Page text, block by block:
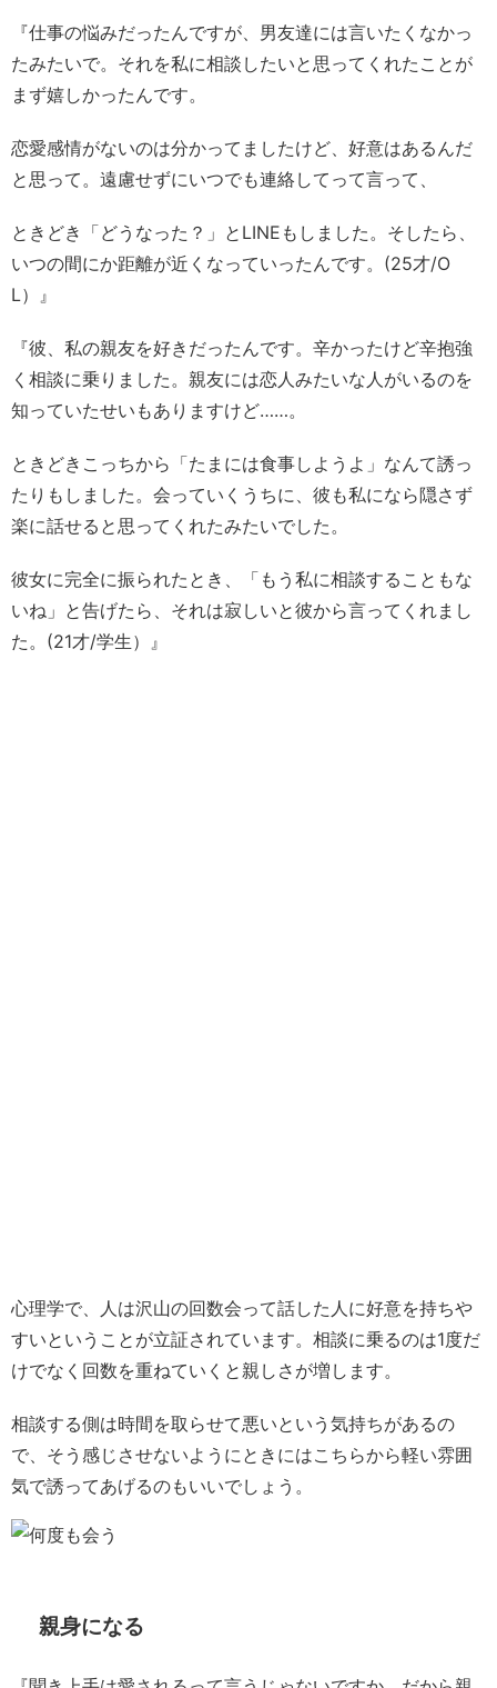
『仕事の悩みだったんですが、男友達には言いたくなかっ
たみたいで。それを私に相談したいと思ってくれたことが
まず嬉しかったんです。
恋愛感情がないのは分かってましたけど、好意はあるんだ
と思って。遠慮せずにいつでも連絡してって言って、
ときどき「どうなった？」とLINEもしました。そしたら、
いつの間にか距離が近くなっていったんです。(25才/O
L）』
『彼、私の親友を好きだったんです。辛かったけど辛抱強
く相談に乗りました。親友には恋人みたいな人がいるのを
知っていたせいもありますけど……。
ときどきこっちから「たまには食事しようよ」なんて誘っ
たりもしました。会っていくうちに、彼も私になら隠さず
楽に話せると思ってくれたみたいでした。
彼女に完全に振られたとき、「もう私に相談することもな
いね」と告げたら、それは寂しいと彼から言ってくれまし
た。(21才/学生）』
心理学で、人は沢山の回数会って話した人に好意を持ちや
すいということが立証されています。相談に乗るのは1度だ
けでなく回数を重ねていくと親しさが増します。
相談する側は時間を取らせて悪いという気持ちがあるの
で、そう感じさせないようにときにはこちらから軽い雰囲
気で誘ってあげるのもいいでしょう。
親身になる